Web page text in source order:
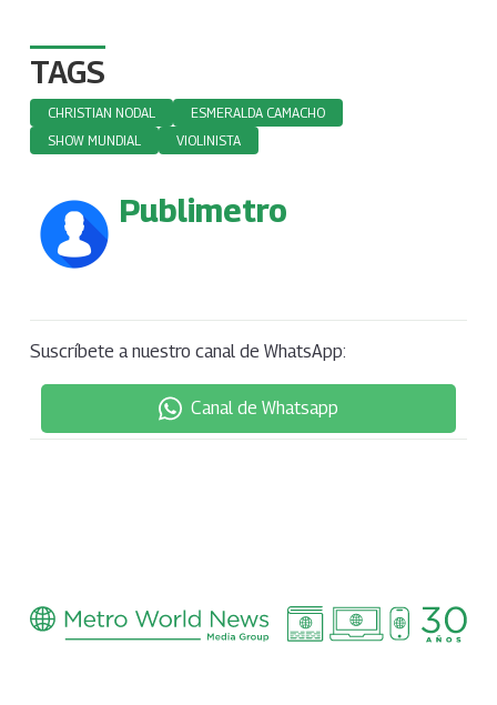
TAGS
CHRISTIAN NODAL
ESMERALDA CAMACHO
SHOW MUNDIAL
VIOLINISTA
Publimetro
Suscríbete a nuestro canal de WhatsApp:
Canal de Whatsapp